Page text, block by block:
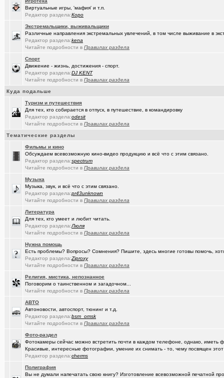
Случайные фото с мобильника
Энциклопедия Омской области онлайн.
Диалог с ИИ о романе «Мастер и Маргарита».
А вы уже переобулись?
100% женщин!.(wvladimi..)
(Kebbos)
Реально полезные гаджеты для кухни
Ремонт квартир/ванных комнат! Высококачественная отделка.
Живопись Воронина В.Н.
Ремонт окон ПВХ. К кому обратиться?
Ключ дверной цилиндрический сделать
ищу риэдтора(халвамес)
Жилищный вопрос (халвамес)
(Google-M..)
Почему в городе не отключают отопление?(Igorillo) +126
Какое выбрать отопление для частного дома?
Традиционный сбор памперсов для перинатального центра 2025
Какие буквы на гос. номере сейчас идут???
АКПП матиз. Ремонтировать или менять?
С наступающим 2026 годом!(Vector)
Где можно отремонтировать вязаную варежку?
Молодые таланты классической гитары - Майя Казарина(SD17) +4
Виртуальные игры, 'мафия' и т.п.
Редактор раздела:Коро
Экстремальщики, выживальщики
Различные направления экстремальных увлечений, в том числе выживание в
Редактор раздела:kena
Читайте подробности в Правилах раздела
Спорт
Движение - жизнь, достижения - спорт.
Редактор раздела:DJ KENT
Читайте подробности в Правилах раздела
Куда подальше
Туризм и путешествия
Для тех, кто собирается в отпуск, в путешествие, в командировку
Редактор раздела:odesit
Читайте подробности в Правилах раздела
Тематические разделы
Фильмы и кино
Обсуждаем всевозможную кино-видео продукцию и всё что с этим связано.
Редактор раздела:spectrum
Читайте подробности в Правилах раздела
Музыка
Музыка, звук, и всё что с этим связано.
Редактор раздела:pr43unknown
Читайте подробности в Правилах раздела
Литература
Для тех, кто умеет и любит читать.
Редактор раздела:Люля
Читайте подробности в Правилах раздела
Нужна помощь
Есть проблемы? Вопросы? Сомнения? Пишите, здесь многие готовы помочь,
Редактор раздела:Ziproxy
Читайте подробности в Правилах раздела
Религия, мистика, непознанное
Поговорим о таинственном и загадочном...
Читайте подробности в Правилах раздела
АВТО
Автоновости, автоспорт, тюнинг и т.д.
Редактор раздела:bsm_omsk
Читайте подробности в Правилах раздела
Фото-раздел
Фотокамеры сейчас можно встретить почти в каждом телефоне, однако, иметь
Красивые, интересные фотографии, умение их снимать - то, чему посвящен
Редактор раздела:cherms
Полиграфия
Вы не думали напечатать свою книгу? Изготовление всевозможной печатной